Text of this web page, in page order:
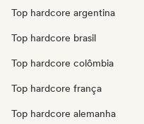
Top hardcore argentina
Top hardcore brasil
Top hardcore colômbia
Top hardcore frança
Top hardcore alemanha